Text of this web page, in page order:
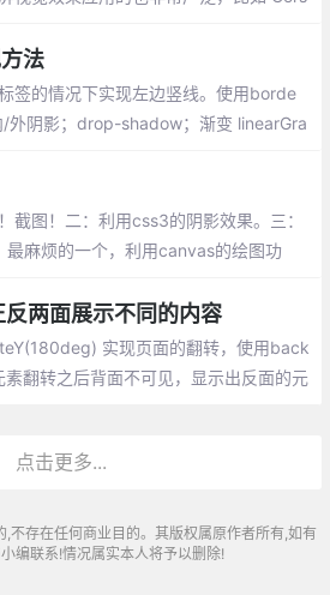
法
签的情况下实现左边竖线。使用borde
/外阴影；drop-shadow；渐变 linearGra
截图！二：利用css3的阴影效果。三：
麻烦的一个，利用canvas的绘图功
两面展示不同的内容
实现页面的翻转，使用back
翻转之后背面不可见，显示出反面的元
点击更多...
不存在任何商业目的。其版权属原作者所有,如有
编联系!情况属实本人将予以删除!